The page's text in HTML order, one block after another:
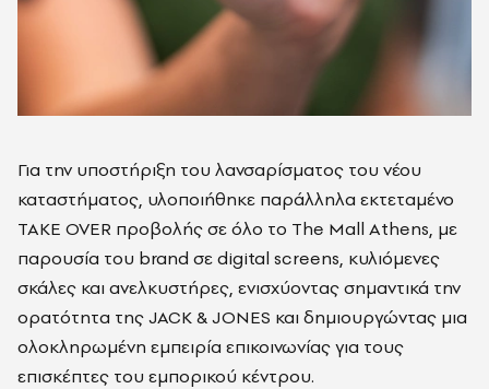
Για την υποστήριξη του λανσαρίσματος του νέου
καταστήματος, υλοποιήθηκε παράλληλα εκτεταμένο
TAKE OVER προβολής σε όλο το The Mall Athens, με
παρουσία του brand σε digital screens, κυλιόμενες
σκάλες και ανελκυστήρες, ενισχύοντας σημαντικά την
ορατότητα της JACK & JONES και δημιουργώντας μια
ολοκληρωμένη εμπειρία επικοινωνίας για τους
επισκέπτες του εμπορικού κέντρου.